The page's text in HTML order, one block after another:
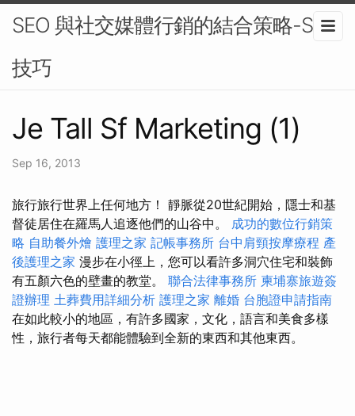
SEO 與社交媒體行銷的結合策略-SEO
技巧
Je Tall Sf Marketing (1)
Sep 16, 2013
旅行旅行世界上任何地方！ 靜脈從20世紀開始，隱士和基
督徒居住在羅馬人追逐他們的山谷中。 成功的數位行銷策
略 自助餐外燴 護理之家 記帳事務所 台中肩頸按摩療程 產
後護理之家 漫步在小徑上，您可以看許多洞穴住宅和裝飾
有五顏六色的壁畫的教堂。 聯合法律事務所 柬埔寨旅遊簽
證辦理 土葬費用詳細分析 護理之家 離婚 台胞證申請指南
在如此較小的地區，有許多國家，文化，語言和美食多樣
性，旅行者每天都能體驗到全新的東西和其他東西。